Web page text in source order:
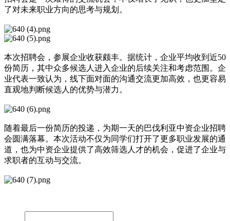
了对未来职业方向的思考与规划。
本次招聘会，参展企业收获颇丰。据统计，企业平均收到近50
份简历，其中众多候选人进入企业的后续关注和考虑范围。企
业代表一致认为，线下面对面的沟通交流更加高效，也更容易
直观地判断候选人的优势与潜力。
随着最后一份简历的投递，为期一天的巴伐利亚中资企业招聘
会圆满落幕。本次活动不仅为同学们打开了更多职业发展的通
道，也为中资企业提供了高效筛选人才的机会，促进了企业与
求职者的互动与交流。